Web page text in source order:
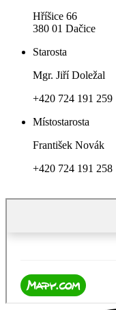
Hříšice 66
380 01 Dačice
Starosta
Mgr. Jiří Doležal
+420 724 191 259
Místostarosta
František Novák
+420 724 191 258